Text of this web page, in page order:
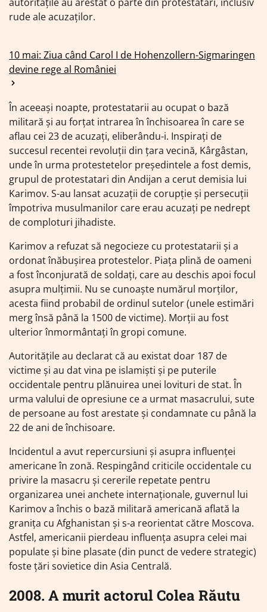
rude ale acuzaților.
10 mai: Ziua când Carol I de Hohenzollern-Sigmaringen
devine rege al României
În aceeași noapte, protestatarii au ocupat o bază
militară și au forțat intrarea în închisoarea în care se
aflau cei 23 de acuzați, eliberându-i. Inspirați de
succesul recentei revoluții din țara vecină, Kârgâstan,
unde în urma protestetelor președintele a fost demis,
grupul de protestatari din Andijan a cerut demisia lui
Karimov. S-au lansat acuzații de corupție și persecuții
împotriva musulmanilor care erau acuzați pe nedrept
de comploturi jihadiste.
Karimov a refuzat să negocieze cu protestatarii și a
ordonat înăbușirea protestelor. Piața plină de oameni
a fost înconjurată de soldați, care au deschis apoi focul
asupra mulțimii. Nu se cunoaște numărul morților,
acesta fiind probabil de ordinul sutelor (unele estimări
merg însă până la 1500 de victime). Morții au fost
ulterior înmormântați în gropi comune.
Autoritățile au declarat că au existat doar 187 de
victime și au dat vina pe islamiști și pe puterile
occidentale pentru plănuirea unei lovituri de stat. În
urma valului de opresiune ce a urmat masacrului, sute
de persoane au fost arestate și condamnate cu până la
22 de ani de închisoare.
Incidentul a avut repercursiuni și asupra influenței
americane în zonă. Respingând criticile occidentale cu
privire la masacru și cererile repetate pentru
organizarea unei anchete internaționale, guvernul lui
Karimov a închis o bază militară americană aflată la
granița cu Afghanistan și s-a reorientat către Moscova.
Astfel, americanii pierdeau influența asupra celei mai
populate și bine plasate (din punct de vedere strategic)
foste țări sovietice din Asia Centrală.
2008. A murit actorul Colea Răutu